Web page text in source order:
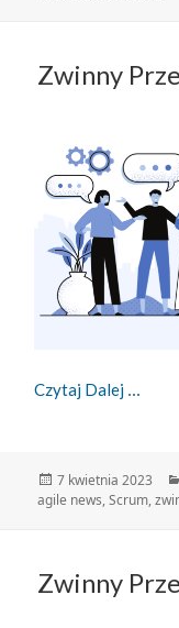
Zwinny
Czytaj Dalej
Data
publikacji
7 kwietnia 2023
agile news,Scrum,
Zwinny